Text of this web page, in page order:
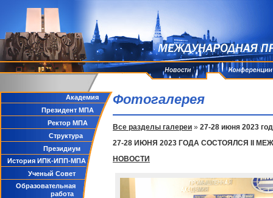
Академия
Президент МПА
Ректор МПА
Структура
Президиум
История ИПК-ИПП-МПА
Ученый Совет
Образовательная
работа
Фотогалерея
Все разделы галереи » 27-28 июня 2023
27-28 ИЮНЯ 2023 ГОДА СОСТОЯЛСЯ II
НОВОСТИ